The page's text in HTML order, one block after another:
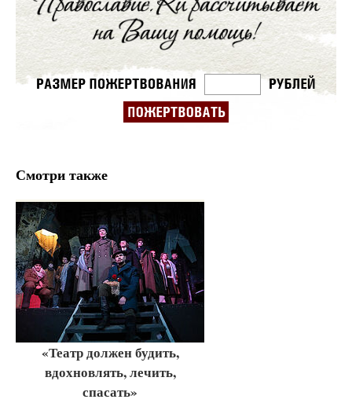
Смотри также
«Театр должен будить,
вдохновлять, лечить,
спасать»